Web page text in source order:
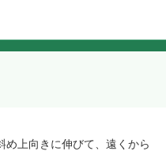
上向きに伸びて、遠くから